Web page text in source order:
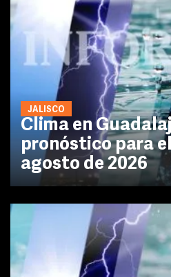
JALISCO
Clima en
pronóstico para
agosto de 2026